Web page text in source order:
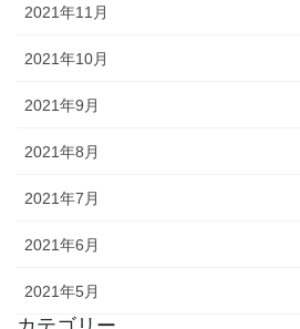
2021年11月
2021年10月
2021年9月
2021年8月
2021年7月
2021年6月
2021年5月